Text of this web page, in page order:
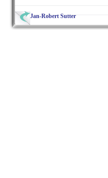
Jan-Robert Sutter